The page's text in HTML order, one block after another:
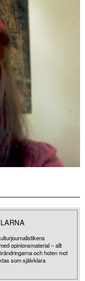
opinionsmaterial – allt
och hoten mot
som självklara